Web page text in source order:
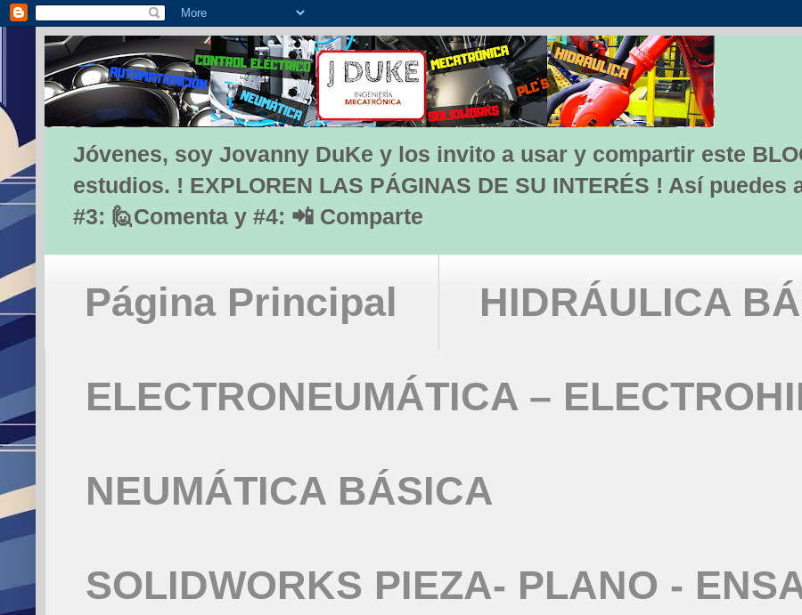
Jóvenes, soy Jovanny DuKe y los invito a usar y compartir este
estudios. ! EXPLOREN LAS PÁGINAS DE SU INTERÉS ! Así
#3: 🙋Comenta y #4: 📲 Comparte
Página Principal HIDRÁULICA
ELECTRONEUMÁTICA –
NEUMÁTICA BÁSICA
SOLIDWORKS PIEZA- PLANO -